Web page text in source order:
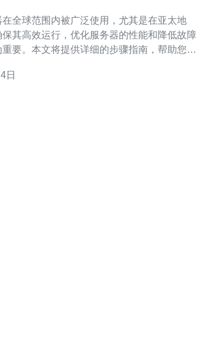
在全球范围内被广泛使用，尤其是在亚太地
保其高效运行，优化服务器的性能和降低故障
要。本文将提供详细的步骤指南，帮助您实
第一步。您可以使用以下工具进行性能监
日